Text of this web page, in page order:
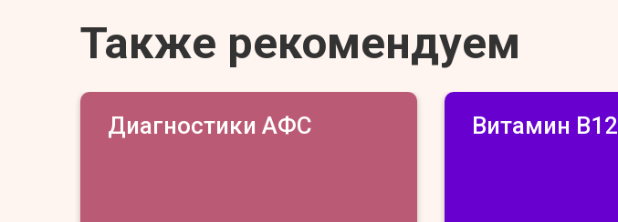
Также рекомендуем
Диагностики АФС Витамин В12